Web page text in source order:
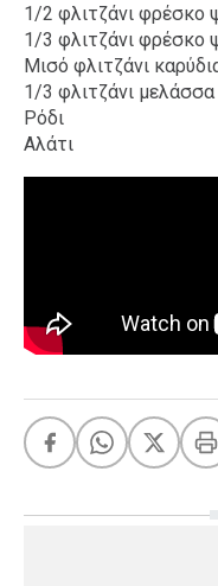
1/2 φλιτζάνι φρέσκο
1/3 φλιτζάνι φρέσκο
Μισό φλιτζάνι
1/3 φλιτζάνι μελάσσα
Ρόδι
Αλάτι